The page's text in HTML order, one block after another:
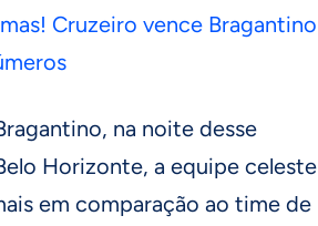
Cruzeiro vence Bragantino
na noite desse
Horizonte, a equipe celeste
em comparação ao time de